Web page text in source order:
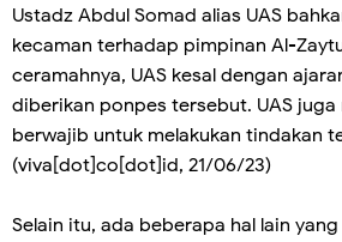
Ustadz Abdul Somad alias UAS
kecaman terhadap pimpinan Al-
ceramahnya, UAS kesal dengan
diberikan ponpes tersebut. UAS
berwajib untuk melakukan tindakan
(viva[dot]co[dot]id, 21/06/23)
Selain itu, ada beberapa hal lain